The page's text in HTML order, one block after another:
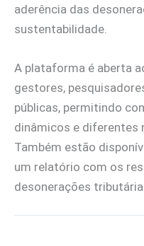
aderência das
sustentabilidade.
A plataforma é aberta
gestores,
públicas, permitindo
dinâmicos e diferentes
Também estão
um relatório com os
desonerações